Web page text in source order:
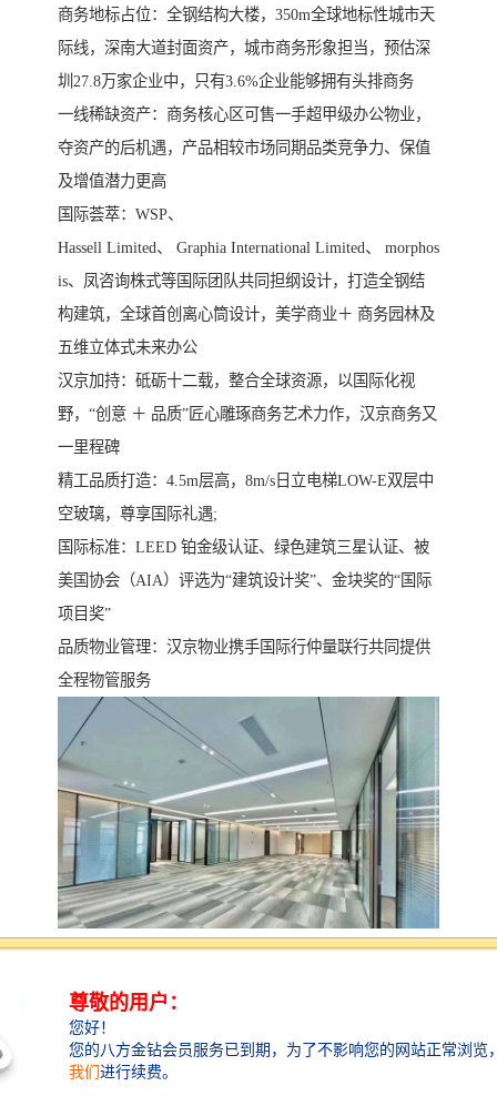
商务地标占位：全钢结构大楼，350m全球地标性城市天
际线，深南大道封面资产，城市商务形象担当，预估深
圳27.8万家企业中，只有3.6%企业能够拥有头排商务
一线稀缺资产：商务核心区可售一手超甲级办公物业，
夺资产的后机遇，产品相较市场同期品类竞争力、保值
及增值潜力更高
国际荟萃：WSP、
Hassell Limited、 Graphia International Limited、 morphos
is、凤咨询株式等国际团队共同担纲设计，打造全钢结
构建筑，全球首创离心筒设计，美学商业＋ 商务园林及
五维立体式未来办公
汉京加持：砥砺十二载，整合全球资源，以国际化视
野，“创意 ＋ 品质”匠心雕琢商务艺术力作，汉京商务又
一里程碑
精工品质打造：4.5m层高，8m/s日立电梯LOW-E双层中
空玻璃，尊享国际礼遇;
国际标准：LEED 铂金级认证、绿色建筑三星认证、被
美国协会（AIA）评选为“建筑设计奖”、金块奖的“国际
项目奖”
品质物业管理：汉京物业携手国际行仲量联行共同提供
全程物管服务
项目简介
汉京中心塔楼